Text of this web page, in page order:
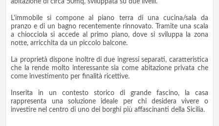
abitazione di circa 50mq, sviluppata su due livelli.
L'immobile si compone al piano terra di una cucina/sala da
pranzo e di un bagno recentemente rinnovato. Tramite una scala
a chiocciola si accede al primo piano, dove si sviluppa la zona
notte, arricchita da un piccolo balcone.
La proprietà dispone inoltre di due ingressi separati, caratteristica
che la rende molto interessante sia come abitazione privata che
come investimento per finalità ricettive.
Inserita in un contesto storico di grande fascino, la casa
rappresenta una soluzione ideale per chi desidera vivere o
investire nel centro di uno dei borghi più affascinanti della Sicilia.